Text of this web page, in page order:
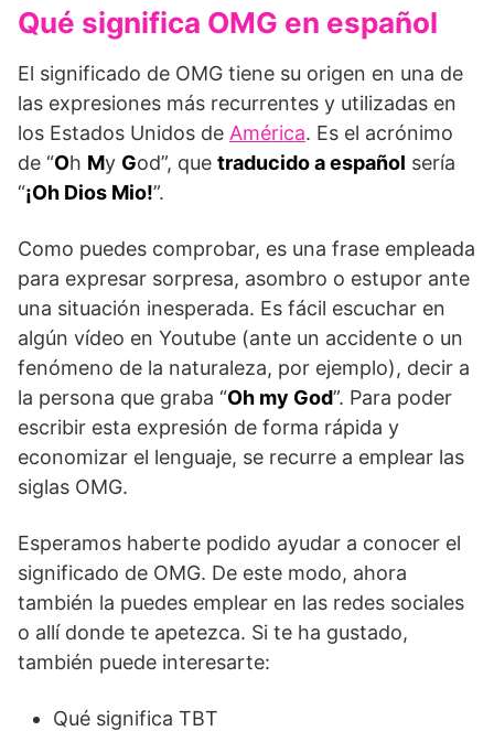
Qué significa OMG en español
El significado de OMG tiene su origen en una de
las expresiones más recurrentes y utilizadas en
los Estados Unidos de América. Es el acrónimo
de “Oh My God”, que traducido a español sería
“¡Oh Dios Mio!”.
Como puedes comprobar, es una frase empleada
para expresar sorpresa, asombro o estupor ante
una situación inesperada. Es fácil escuchar en
algún vídeo en Youtube (ante un accidente o un
fenómeno de la naturaleza, por ejemplo), decir a
la persona que graba “Oh my God”. Para poder
escribir esta expresión de forma rápida y
economizar el lenguaje, se recurre a emplear las
siglas OMG.
Esperamos haberte podido ayudar a conocer el
significado de OMG. De este modo, ahora
también la puedes emplear en las redes sociales
o allí donde te apetezca. Si te ha gustado,
también puede interesarte:
Qué significa TBT